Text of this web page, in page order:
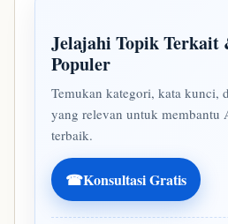
Jelajahi Topik Terkait
Populer
Temukan kategori, kata kunci,
yang relevan untuk membantu
terbaik.
☎Konsultasi Gratis